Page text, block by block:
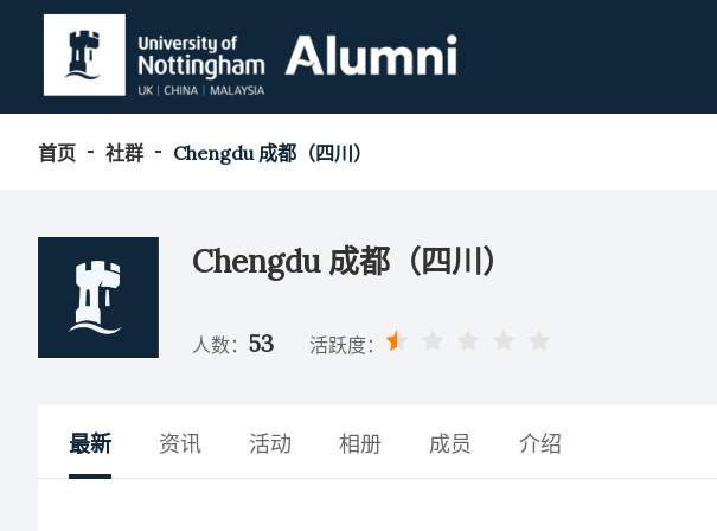
首页 社群 Chengdu 成都（四川）
Chengdu 成都（四川）
人数： 53 活跃度：
最新 资讯 活动 相册 成员 介绍